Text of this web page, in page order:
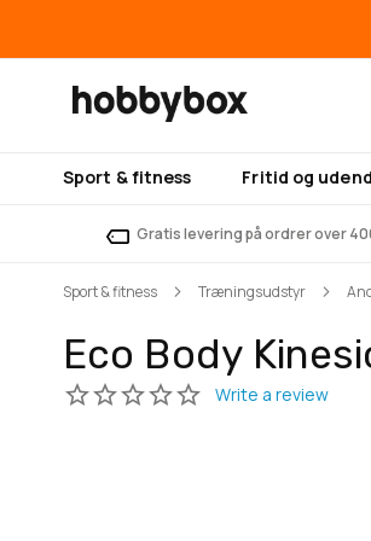
Sport & fitness Fritid og
Gratis levering på ordrer over
Sport & fitness Træningsudstyr
Eco Body